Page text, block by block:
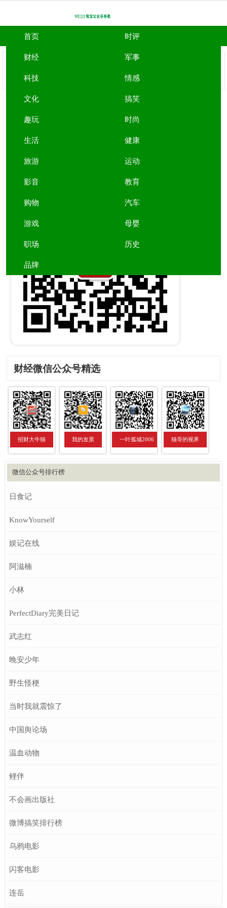
首页 时评
财经 军事
科技 情感
文化 搞笑
趣玩 时尚
生活 健康
旅游 运动
影音 教育
购物 汽车
游戏 母婴
职场 历史
品牌
众号
政事堂2019
收录时间：2019/8/19 12:30:00
财经微信公众号精选
招财大牛猫 我的发票 一叶孤城2006 猫哥的视界
微信公众号排行榜
日食记
KnowYourself
娱记在线
阿滋楠
小林
PerfectDiary完美日记
武志红
晚安少年
野生怪梗
当时我就震惊了
中国舆论场
温血动物
鲤伴
不会画出版社
微博搞笑排行榜
乌鸦电影
闪客电影
连岳